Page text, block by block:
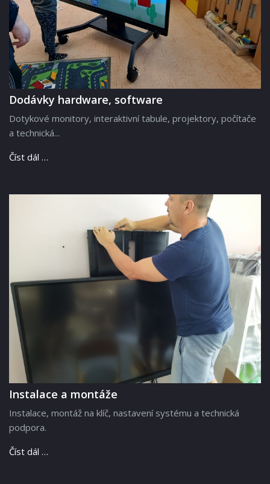
Dodávky hardware, software
Dotykové monitory, interaktivní tabule, projektory, počítače
a technická...
Číst dál …
Instalace a montáže
Instalace, montáž na klíč, nastavení systému a technická
podpora.
Číst dál …